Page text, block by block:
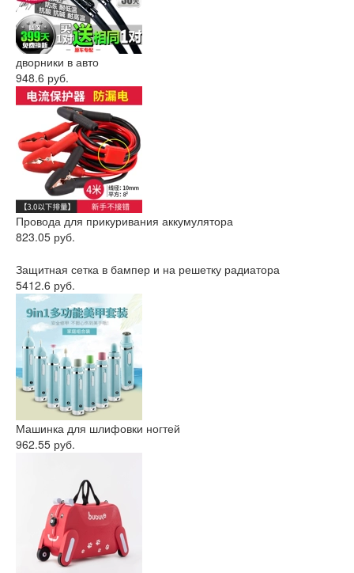
дворники в авто
948.6 руб.
Провода для прикуривания аккумулятора
823.05 руб.
Защитная сетка в бампер и на решетку радиатора
5412.6 руб.
Машинка для шлифовки ногтей
962.55 руб.